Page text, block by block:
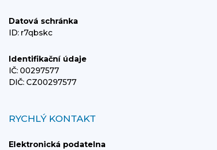
Datová schránka
ID: r7qbskc
Identifikační údaje
IČ: 00297577
DIČ: CZ00297577
RYCHLÝ KONTAKT
Elektronická podatelna